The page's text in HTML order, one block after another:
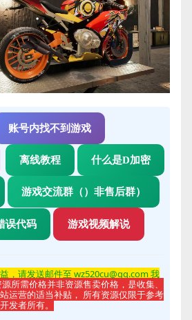
账号内找不到游戏
离线教程 什么是D加密
游戏交流群（）非售后群）
误代码 游戏视频解说
，请发送邮件至 wz520cu@qq.com 我
源所需价格并非资源售卖价格，是收集、
运营的适当补贴， 所有资源仅限于参考
发者所有。